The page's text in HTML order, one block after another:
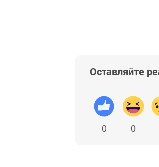
Оставляйте
0 0